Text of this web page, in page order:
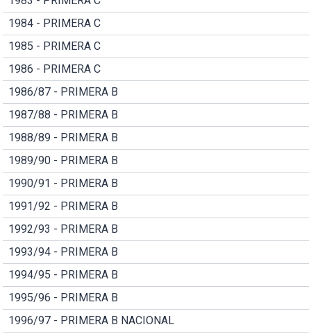
1984 - PRIMERA C
1985 - PRIMERA C
1986 - PRIMERA C
1986/87 - PRIMERA B
1987/88 - PRIMERA B
1988/89 - PRIMERA B
1989/90 - PRIMERA B
1990/91 - PRIMERA B
1991/92 - PRIMERA B
1992/93 - PRIMERA B
1993/94 - PRIMERA B
1994/95 - PRIMERA B
1995/96 - PRIMERA B
1996/97 - PRIMERA B NACIONAL